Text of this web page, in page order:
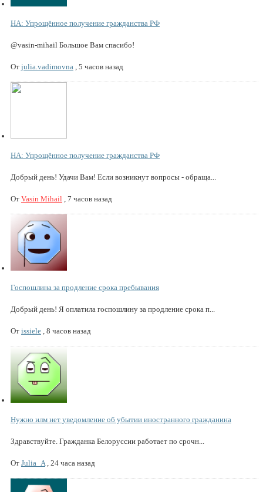
НА: Упрощённое получение гражданства РФ
@vasin-mihail Большое Вам спасибо!
От julia.vadimovna , 5 часов назад
НА: Упрощённое получение гражданства РФ
Добрый день! Удачи Вам! Если возникнут вопросы - обраща...
От Vasin Mihail , 7 часов назад
Госпошлина за продление срока пребывания
Добрый день! Я оплатила госпошлину за продление срока п...
От issiele , 8 часов назад
Нужно илм нет уведомление об убытии иностранного гражданина
Здравствуйте. Гражданка Белоруссии работает по срочн...
От Julia_A, 24 часа назад